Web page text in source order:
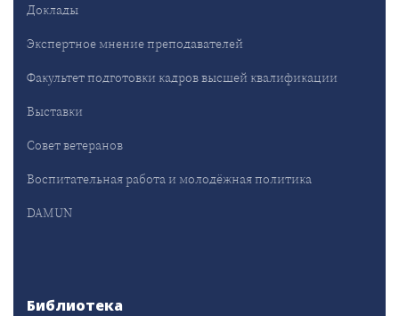
Доклады
Экспертное мнение преподавателей
Факультет подготовки кадров высшей квалификации
Выставки
Совет ветеранов
Воспитательная работа и молодёжная политика
DAMUN
Библиотека